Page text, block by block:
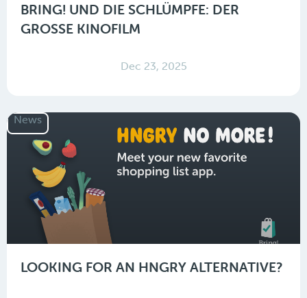
BRING! UND DIE SCHLÜMPFE: DER
GROSSE KINOFILM
Dec 23, 2025
News
LOOKING FOR AN HNGRY ALTERNATIVE?